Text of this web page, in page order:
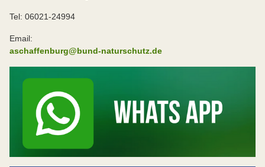
Tel: 06021-24994
Email:
aschaffenburg@bund-naturschutz.de